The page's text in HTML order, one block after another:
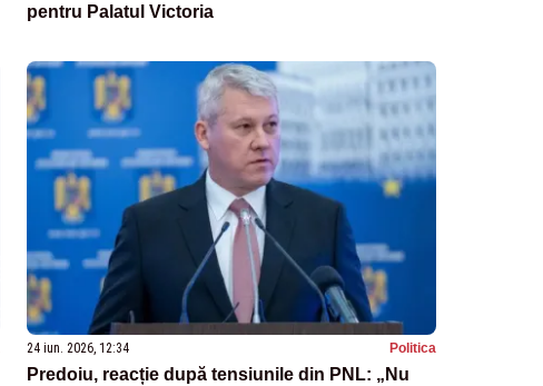
pentru Palatul Victoria
24 iun. 2026, 12:34 Politica
Predoiu, reacție după tensiunile din PNL: „Nu